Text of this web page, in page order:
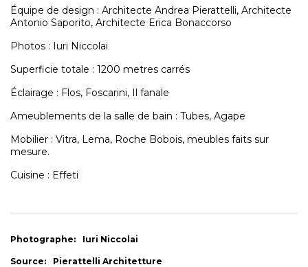
Équipe de design : Architecte Andrea Pierattelli, Architecte
Antonio Saporito, Architecte Erica Bonaccorso
Photos : Iuri Niccolai
Superficie totale : 1200 metres carrés
Éclairage : Flos, Foscarini, Il fanale
Ameublements de la salle de bain : Tubes, Agape
Mobilier : Vitra, Lema, Roche Bobois, meubles faits sur
mesure.
Cuisine : Effeti
Photographe: Iuri Niccolai
Source: Pierattelli Architetture